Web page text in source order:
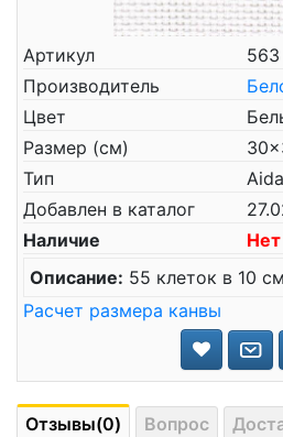
Артикул
563
Производитель
Цвет
Размер (см)
Тип
Добавлен в каталог
Наличие
Описание: 55 клеток в 10 см
Расчет размера канвы
Отзывы(0) Вопрос